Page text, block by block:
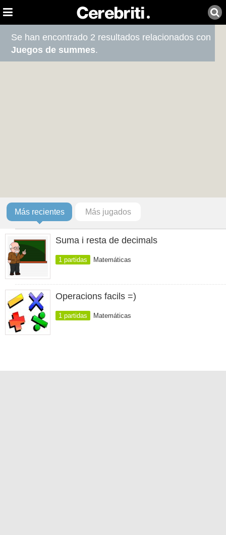
Se han encontrado 2 resultados relacionados con
Juegos de summes.
Más recientes Más jugados
Suma i resta de decimals
1 partidas Matemáticas
Operacions facils =)
1 partidas Matemáticas